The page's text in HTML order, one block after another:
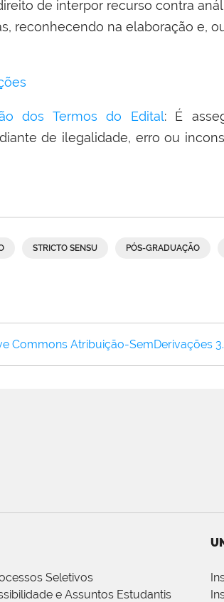
de interpor recurso contra
reconhecendo na elaboração e,
dos Termos do Edital: É
de ilegalidade, erro ou
STRICTO SENSU PÓS-GRADUAÇÃO
Commons Atribuição-SemDerivações
Seletivos
e Assuntos Estudantis